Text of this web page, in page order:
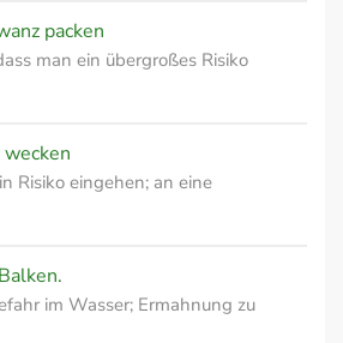
packen
man ein übergroßes Risiko
Risiko eingehen; an eine
im Wasser; Ermahnung zu